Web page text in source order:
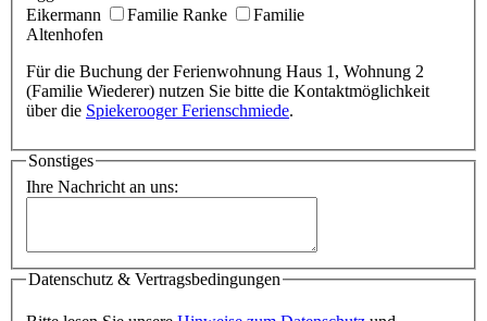
Eikermann
Familie Ranke
Familie
Altenhofen
Für die Buchung der Ferienwohnung Haus 1, Wohnung 2
(Familie Wiederer) nutzen Sie bitte die Kontaktmöglichkeit
über die Spiekerooger Ferienschmiede.
Sonstiges
Ihre Nachricht an uns:
Datenschutz & Vertragsbedingungen